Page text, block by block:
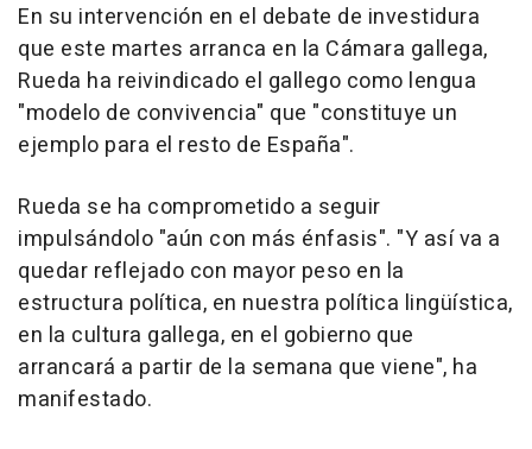
En su intervención en el debate de investidura
que este martes arranca en la Cámara gallega,
Rueda ha reivindicado el gallego como lengua
"modelo de convivencia" que "constituye un
ejemplo para el resto de España".
Rueda se ha comprometido a seguir
impulsándolo "aún con más énfasis". "Y así va a
quedar reflejado con mayor peso en la
estructura política, en nuestra política lingüística,
en la cultura gallega, en el gobierno que
arrancará a partir de la semana que viene", ha
manifestado.